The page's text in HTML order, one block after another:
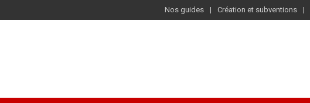
Nos guides Création et subventions